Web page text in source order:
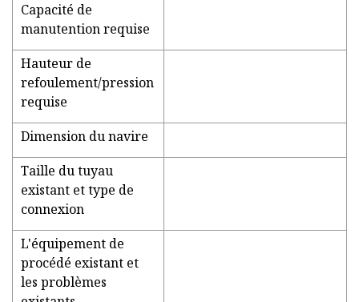
Capacité de
manutention requise
Hauteur de
refoulement/pression
requise
Dimension du navire
Taille du tuyau
existant et type de
connexion
L'équipement de
procédé existant et
les problèmes